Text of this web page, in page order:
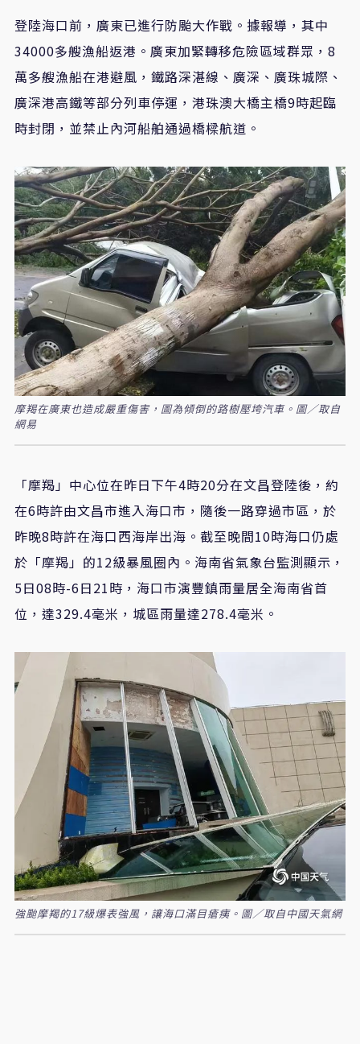
登陸海口前，廣東已進行防颱大作戰。據報導，其中
34000多艘漁船返港。廣東加緊轉移危險區域群眾，8
萬多艘漁船在港避風，鐵路深湛線、廣深、廣珠城際、
廣深港高鐵等部分列車停運，港珠澳大橋主橋9時起臨
時封閉，並禁止內河船舶通過橋樑航道。
摩羯在廣東也造成嚴重傷害，圖為傾倒的路樹壓垮汽車。圖／取自
網易
「摩羯」中心位在昨日下午4時20分在文昌登陸後，約
在6時許由文昌市進入海口市，隨後一路穿過市區，於
昨晚8時許在海口西海岸出海。截至晚間10時海口仍處
於「摩羯」的12級暴風圈內。海南省氣象台監測顯示，
5日08時-6日21時，海口市演豐鎮雨量居全海南省首
位，達329.4毫米，城區雨量達278.4毫米。
強颱摩羯的17級爆表強風，讓海口滿目瘡痍。圖／取自中國天氣網